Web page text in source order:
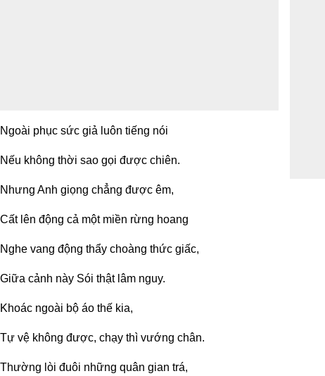
Ngoài phục sức giả luôn tiếng nói
Nếu không thời sao gọi được chiên.
Nhưng Anh giọng chẳng được êm,
Cất lên động cả một miền rừng hoang
Nghe vang động thẩy choàng thức giấc,
Giữa cảnh này Sói thật lâm nguy.
Khoác ngoài bộ áo thế kia,
Tự vệ không được, chạy thì vướng chân.
Thường lòi đuôi những quân gian trá,